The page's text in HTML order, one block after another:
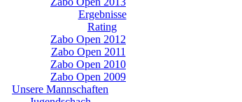
Ergebnisse
Rating
Zabo Open 2012
Zabo Open 2011
Zabo Open 2010
Zabo Open 2009
Unsere Mannschaften